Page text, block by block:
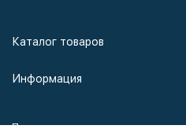
Каталог товаров
Информация
Политика персональных данных